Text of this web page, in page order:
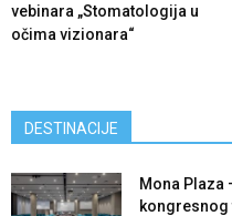
vebinara „Stomatologija u
očima vizionara“
DESTINACIJE
Mona